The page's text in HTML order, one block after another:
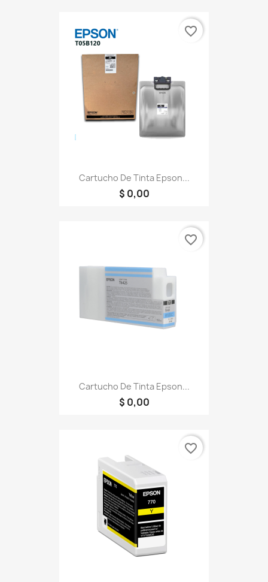
Cartucho De Tinta Epson...
$ 0,00
favorite_border
Cartucho De Tinta Epson...
$ 0,00
favorite_border
favorite_border